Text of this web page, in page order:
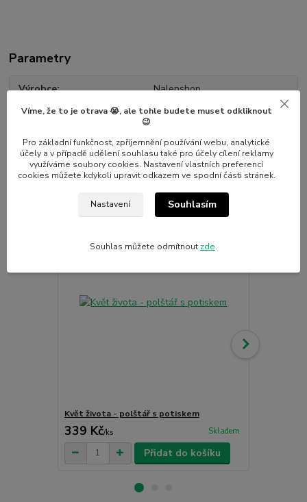
Parametry
Výrobce Nalepshop
Související zboží 3
Květ života - polštář s potiskem
339 Kč/ks Skladem
Přidat do košíku
Víme, že to je otrava 😭, ale tohle budete muset odkliknout
😉
Pro základní funkčnost, zpříjemnění používání webu, analytické
účely a v případě udělení souhlasu také pro účely cílení reklamy
využíváme soubory cookies. Nastavení vlastních preferencí
cookies můžete kdykoli upravit odkazem ve spodní části stránek.
Nastavení Souhlasím
Souhlas můžete odmítnout zde.